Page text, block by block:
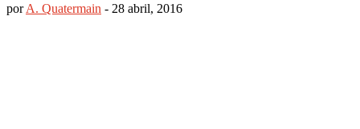
porA. Quatermain - 28 abril, 2016